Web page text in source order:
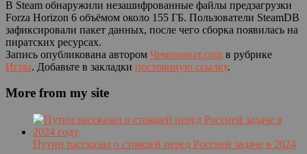
В Steam обнаружили незашифрованные файлы предзагрузки
Forza Horizon 6 объёмом около 155 ГБ. Пользователи SteamDB
зафиксировали пакет данных, после чего сборка появилась на
пиратских ресурсах.
Запись опубликована автором Чемпионат.com в рубрике
Игры. Добавьте в закладки постоянную ссылку.
More from my site
Путин рассказал о стоящей перед Россией задаче в 2024